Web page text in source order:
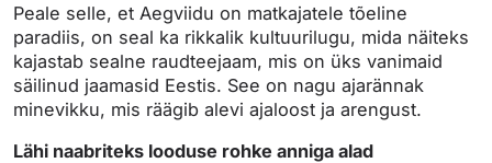
Peale selle, et Aegviidu on matkajatele tõeline
paradiis, on seal ka rikkalik kultuurilugu, mida näiteks
kajastab sealne raudteejaam, mis on üks vanimaid
säilinud jaamasid Eestis. See on nagu ajarännak
minevikku, mis räägib alevi ajaloost ja arengust.
Lähi naabriteks looduse rohke anniga alad